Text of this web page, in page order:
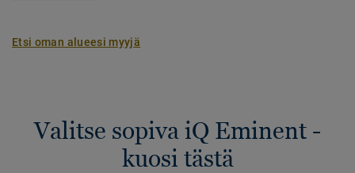
Etsi oman alueesi myyjä
Valitse sopiva iQ Eminent -
kuosi tästä